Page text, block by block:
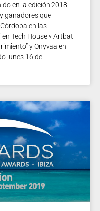
en la edición 2018.
ganadores que
en las
Tech House y Artbat
y Onyvaa en
lunes 16 de